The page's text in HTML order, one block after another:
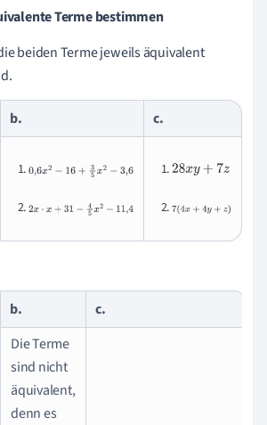
Terme bestimmen
beiden Terme jeweils äquivalent
b. c.
0,6x2 −16+35x2− 3,6
2x⋅x+31−45 x2−11 4
28xy+7z
7(4x+4y+z)
b. c.
Die Terme
sind nicht
äquivalent,
denn es